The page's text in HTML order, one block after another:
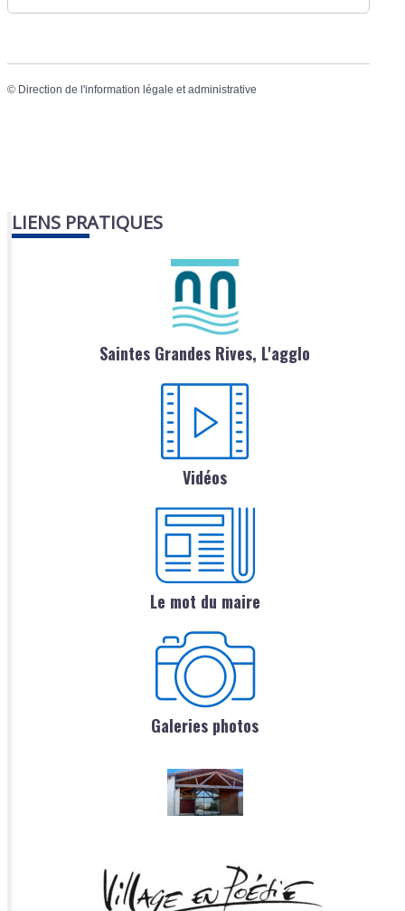
© Direction de l'information légale et administrative
LIENS PRATIQUES
Saintes Grandes Rives, L'agglo
Vidéos
Le mot du maire
Galeries photos